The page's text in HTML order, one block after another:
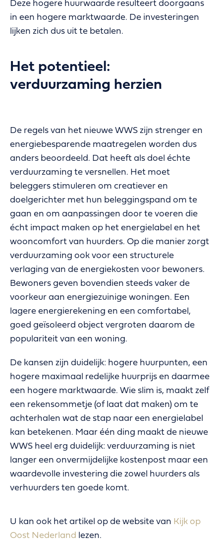
Deze hogere huurwaarde resulteert doorgaans
in een hogere marktwaarde. De investeringen
lijken zich dus uit te betalen.
Het potentieel:
verduurzaming herzien
De regels van het nieuwe WWS zijn strenger en
energiebesparende maatregelen worden dus
anders beoordeeld. Dat heeft als doel échte
verduurzaming te versnellen. Het moet
beleggers stimuleren om creatiever en
doelgerichter met hun beleggingspand om te
gaan en om aanpassingen door te voeren die
écht impact maken op het energielabel en het
wooncomfort van huurders. Op die manier zorgt
verduurzaming ook voor een structurele
verlaging van de energiekosten voor bewoners.
Bewoners geven bovendien steeds vaker de
voorkeur aan energiezuinige woningen. Een
lagere energierekening en een comfortabel,
goed geïsoleerd object vergroten daarom de
populariteit van een woning.
De kansen zijn duidelijk: hogere huurpunten, een
hogere maximaal redelijke huurprijs en daarmee
een hogere marktwaarde. Wie slim is, maakt zelf
een rekensommetje (of laat dat maken) om te
achterhalen wat de stap naar een energielabel
kan betekenen. Maar één ding maakt de nieuwe
WWS heel erg duidelijk: verduurzaming is niet
langer een onvermijdelijke kostenpost maar een
waardevolle investering die zowel huurders als
verhuurders ten goede komt.
U kan ook het artikel op de website van Kijk op
Oost Nederland lezen.